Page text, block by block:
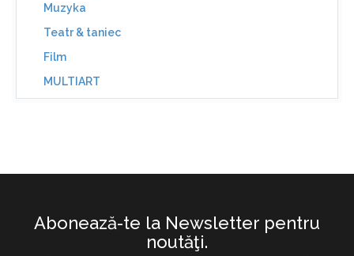
Muzyka
Teatr & taniec
Film
MULTIART
Abonează-te la Newsletter pentru
noutăţi.